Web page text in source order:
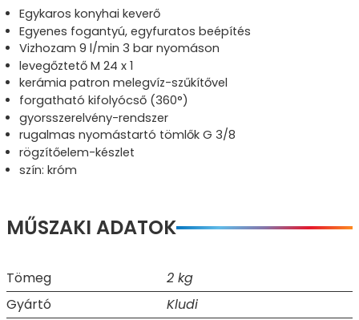
Egykaros konyhai keverő
Egyenes fogantyú, egyfuratos beépítés
Vizhozam 9 l/min 3 bar nyomáson
levegőztető M 24 x 1
kerámia patron melegvíz-szűkítővel
forgatható kifolyócső (360°)
gyorsszerelvény-rendszer
rugalmas nyomástartó tömlők G 3/8
rögzítőelem-készlet
szín: króm
MŰSZAKI ADATOK
Tömeg
2 kg
Gyártó
Kludi